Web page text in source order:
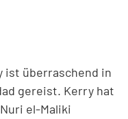
ist überraschend in
gereist. Kerry hat
el-Maliki